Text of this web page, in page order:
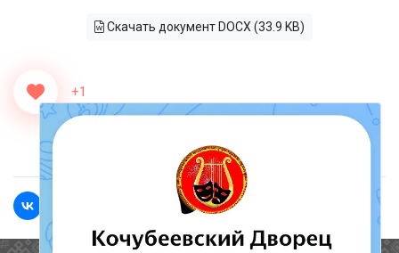
Скачать документ DOCX (33.9 KB)
+1